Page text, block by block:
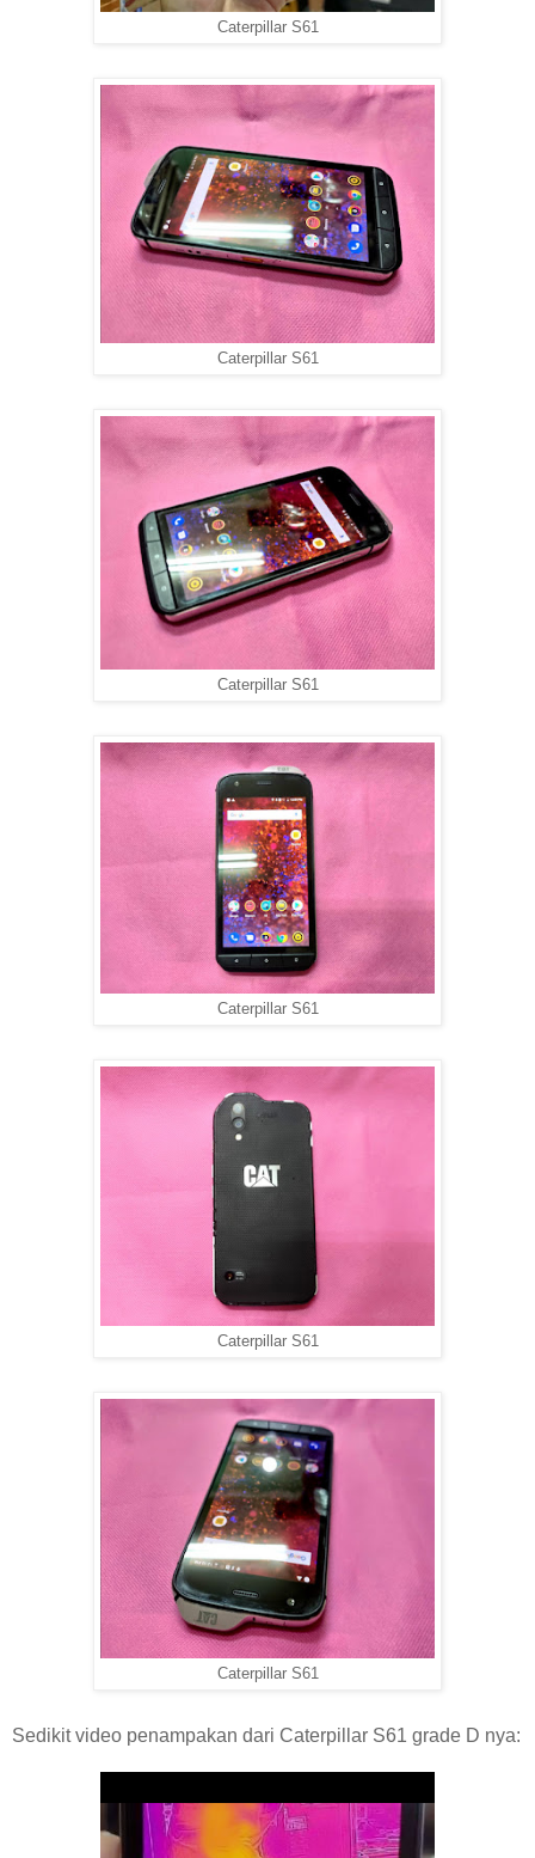
Caterpillar S61
Caterpillar S61
Caterpillar S61
Caterpillar S61
Caterpillar S61
Caterpillar S61
Sedikit video penampakan dari Caterpillar S61 grade D nya: